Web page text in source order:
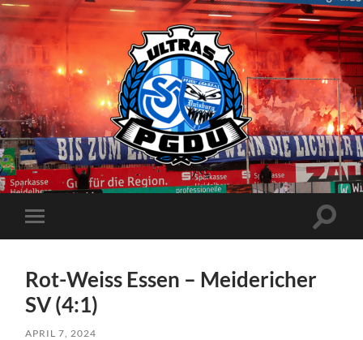
Proud
Generation
Duisburg
Mobile-
Menü
Rot-Weiss Essen – Meidericher
SV (4:1)
APRIL 7, 2024